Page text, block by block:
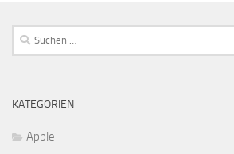
Suchen
nach:
KATEGORIEN
Apple